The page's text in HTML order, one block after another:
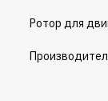
Ротор для